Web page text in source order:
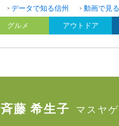
データで知る信州 動画で見
グルメ アウトドア
斉藤 希生子 マスヤ